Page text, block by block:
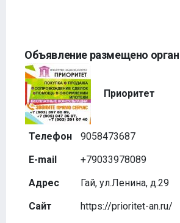
Объявление размещено
Приоритет
Телефон
9058473687
E-mail
+79033978089
Адрес
Гай, ул.Ленина, д.29
Сайт
https://prioritet-an.ru/